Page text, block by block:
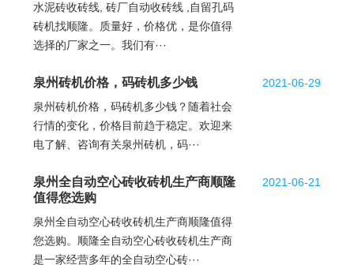
水泥砖收砖线, 砖厂自动收砖线 ,自留孔码
砖机找顺隆。质量好，价格优，是你值得
选择的厂家之一。我们有···
泉州砖机价格，码砖机多少钱
泉州砖机价格，码砖机多少钱？随着社会
行情的变化，价格目前趋于稳定。欢迎来
电了解、咨询有关泉州砖机，码···
2021-06-29
泉州全自动空心砖收砖机生产商顺隆
值得您选购
泉州全自动空心砖收砖机生产商顺隆值得
您选购。顺隆全自动空心砖收砖机生产商
是一家经营多年的全自动空心砖···
2021-06-21